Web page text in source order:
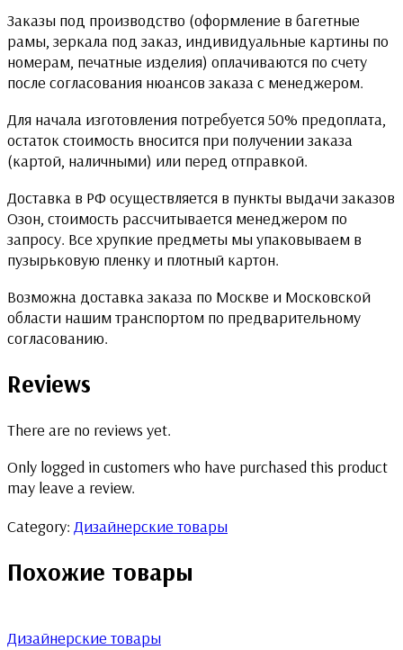
Заказы под производство (оформление в багетные
рамы, зеркала под заказ, индивидуальные картины по
номерам, печатные изделия) оплачиваются по счету
после согласования нюансов заказа с менеджером.
Для начала изготовления потребуется 50% предоплата,
остаток стоимость вносится при получении заказа
(картой, наличными) или перед отправкой.
Доставка в РФ осуществляется в пункты выдачи заказов
Озон, стоимость рассчитывается менеджером по
запросу. Все хрупкие предметы мы упаковываем в
пузырьковую пленку и плотный картон.
Возможна доставка заказа по Москве и Московской
области нашим транспортом по предварительному
согласованию.
Reviews
There are no reviews yet.
Only logged in customers who have purchased this product
may leave a review.
Category: Дизайнерские товары
Похожие товары
Дизайнерские товары